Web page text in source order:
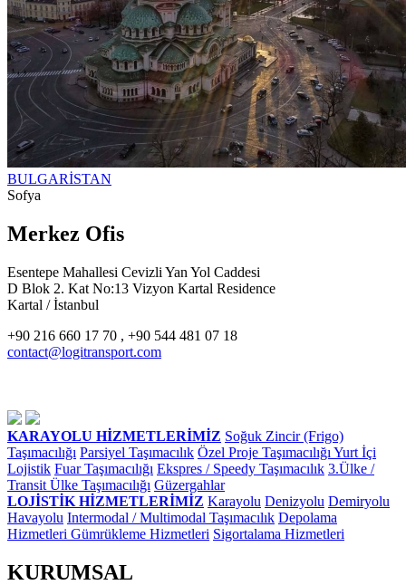
BULGARİSTAN
Sofya
Merkez Ofis
Esentepe Mahallesi Cevizli Yan Yol Caddesi
D Blok 2. Kat No:13 Vizyon Kartal Residence
Kartal / İstanbul
+90 216 660 17 70 , +90 544 481 07 18
contact@logitransport.com
KARAYOLU HİZMETLERİMİZ Soğuk Zincir (Frigo)
Taşımacılığı Parsiyel Taşımacılık Özel Proje Taşımacılığı Yurt İçi
Lojistik Fuar Taşımacılığı Ekspres / Speedy Taşımacılık 3.Ülke /
Transit Ülke Taşımacılığı Güzergahlar
LOJİSTİK HİZMETLERİMİZ Karayolu Denizyolu Demiryolu
Havayolu Intermodal / Multimodal Taşımacılık Depolama
Hizmetleri Gümrükleme Hizmetleri Sigortalama Hizmetleri
KURUMSAL